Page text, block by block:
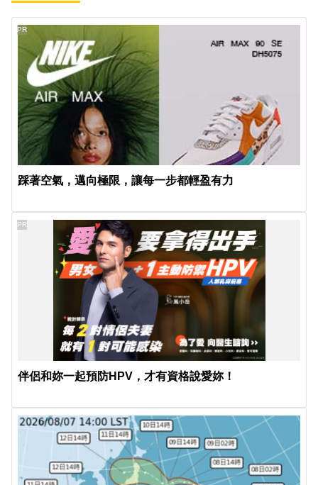
踩著空氣，邁向極限，讓每一步都輕盈有力
PR
伴侶和妳一起預防HPV，才有資格說愛妳！
PR